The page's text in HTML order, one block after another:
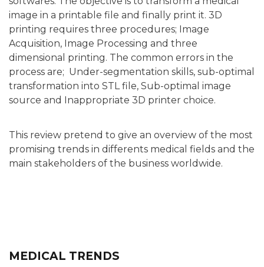
image in a printable file and finally print it. 3D
printing requires three procedures; Image
Acquisition, Image Processing and three
dimensional printing. The common errors in the
process are; Under-segmentation skills, sub-optimal
transformation into STL file, Sub-optimal image
source and Inappropriate 3D printer choice.
This review pretend to give an overview of the most
promising trends in differents medical fields and the
main stakeholders of the business worldwide.
MEDICAL TRENDS